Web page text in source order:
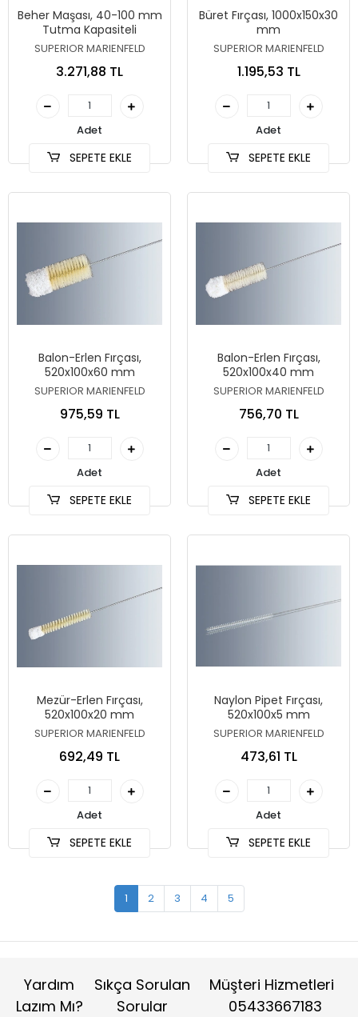
Beher Maşası, 40-100 mm
Tutma Kapasiteli
SUPERIOR MARIENFELD
3.271,88 TL
Adet
SEPETE EKLE
Büret Fırçası, 1000x150x30
mm
SUPERIOR MARIENFELD
1.195,53 TL
Adet
SEPETE EKLE
Balon-Erlen Fırçası,
520x100x60 mm
SUPERIOR MARIENFELD
975,59 TL
Adet
SEPETE EKLE
Balon-Erlen Fırçası,
520x100x40 mm
SUPERIOR MARIENFELD
756,70 TL
Adet
SEPETE EKLE
Mezür-Erlen Fırçası,
520x100x20 mm
SUPERIOR MARIENFELD
692,49 TL
Adet
SEPETE EKLE
Naylon Pipet Fırçası,
520x100x5 mm
SUPERIOR MARIENFELD
473,61 TL
Adet
SEPETE EKLE
1 2 3 4 5
Yardım
Lazım Mı?
Sıkça Sorulan
Sorular
Müşteri Hizmetleri
05433667183